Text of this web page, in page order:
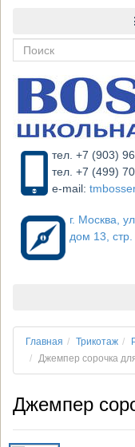
тел. +7 (903)
тел. +7 (499)
e-mail:
г. Москва,
дом 13, стр.
Главная Трикотаж
Джемпер сорочка
Джемпер